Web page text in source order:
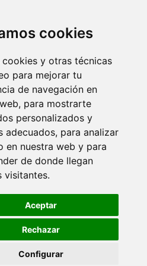
cookies
cookies y otras técnicas
para mejorar tu
de navegación en
para mostrarte
personalizados y
adecuados, para analizar
en nuestra web y para
de donde llegan
visitantes.
Aceptar
Rechazar
Configurar
de contratación
y entrega
de pago
de Privacidad